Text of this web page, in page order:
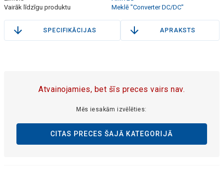
Vairāk līdzīgu produktu
Meklē "Converter DC/DC"
SPECIFIKĀCIJAS APRAKSTS
Atvainojamies, bet šīs preces vairs nav.
Mēs iesakām izvēlēties:
CITAS PRECES ŠAJĀ KATEGORIJĀ